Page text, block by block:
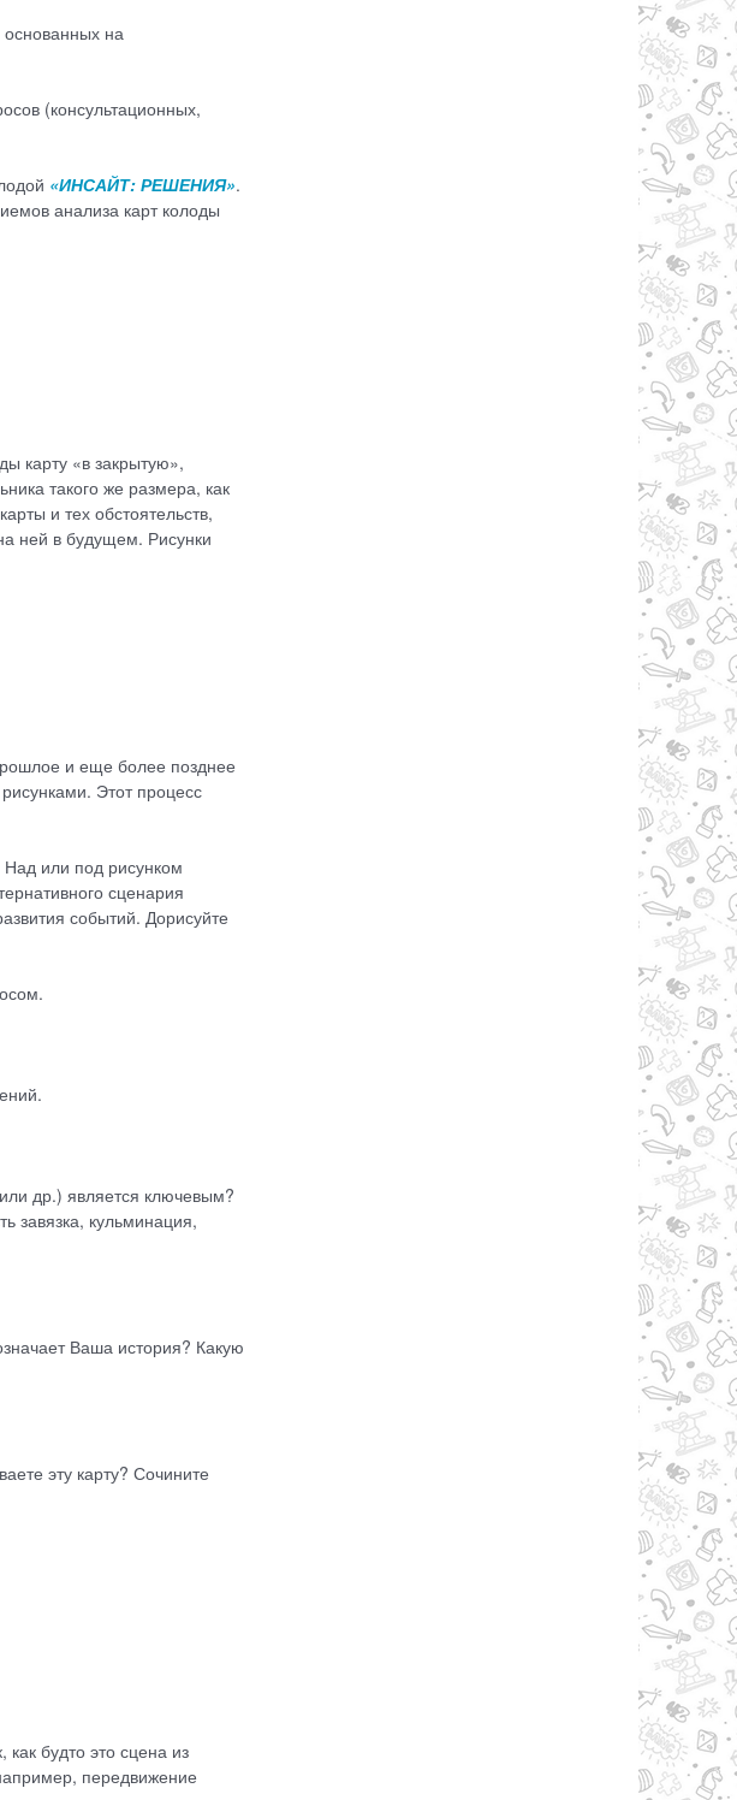
на
(консультационных,
«ИНСАЙТ: РЕШЕНИЯ».
анализа карт колоды
карту «в закрытую»,
такого же размера, как
и тех обстоятельств,
ней в будущем. Рисунки
и еще более позднее
Этот процесс
или под рисунком
сценария
событий. Дорисуйте
др.) является ключевым?
завязка, кульминация,
Ваша история? Какую
эту карту? Сочините
будто это сцена из
передвижение